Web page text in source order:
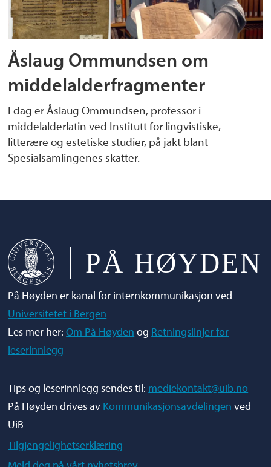
Åslaug Ommundsen om
middelalderfragmenter
I dag er Åslaug Ommundsen, professor i
middelalderlatin ved Institutt for lingvistiske,
litterære og estetiske studier, på jakt blant
Spesialsamlingenes skatter.
På Høyden er kanal for internkommunikasjon ved
Universitetet i Bergen
Les mer her:Om På Høyden og Retningslinjer for
leserinnlegg
Tips og leserinnlegg sendes til: mediekontakt@uib.no
På Høyden drives av Kommunikasjonsavdelingen ved
UiB
Tilgjengelighetserklæring